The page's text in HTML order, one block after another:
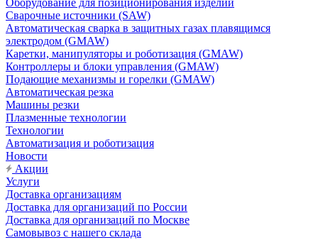
Оборудование для позиционирования изделий
Сварочные источники (SAW)
Автоматическая сварка в защитных газах плавящимся
электродом (GMAW)
Каретки, манипуляторы и роботизация (GMAW)
Контроллеры и блоки управления (GMAW)
Подающие механизмы и горелки (GMAW)
Автоматическая резка
Машины резки
Плазменные технологии
Технологии
Автоматизация и роботизация
Новости
Акции
Услуги
Доставка организациям
Доставка для организаций по России
Доставка для организаций по Москве
Самовывоз с нашего склада